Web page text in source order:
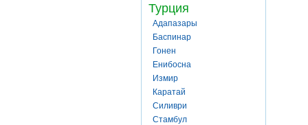
Турция
Адапазары
Баспинар
Гонен
Енибосна
Измир
Каратай
Силиври
Стамбул